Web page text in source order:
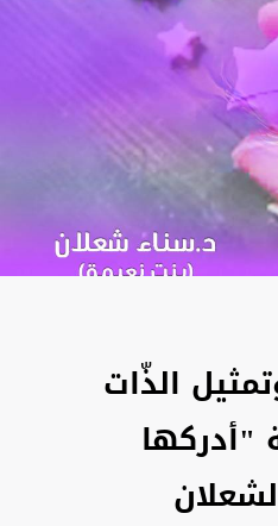
الذّات
"أدركها